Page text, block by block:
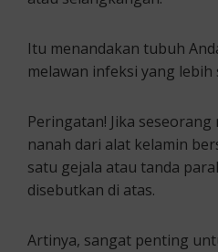
Itu menandakan tubuh
melawan infeksi yang lebih
Peringatan! Jika
nanah dari alat kelamin
satu gejala atau tanda
disebutkan di atas.
Artinya, sangat penting